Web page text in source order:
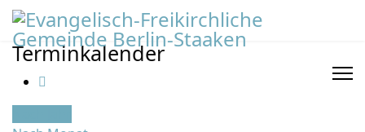
Terminkalender